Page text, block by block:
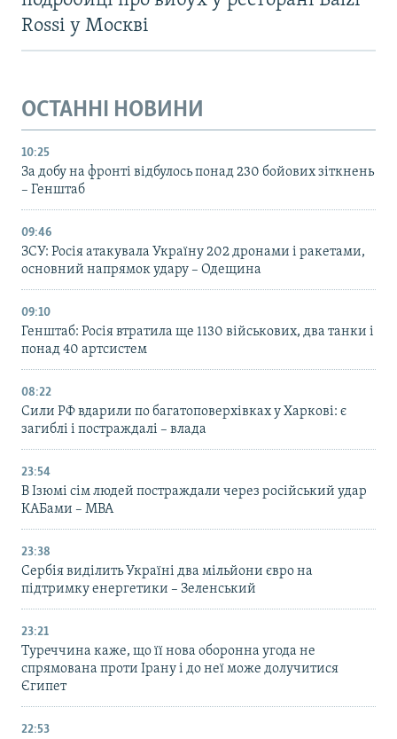
Rossi у Москві
ОСТАННІ НОВИНИ
10:25
За добу на фронті відбулось понад 230 бойових зіткнень
– Генштаб
09:46
ЗСУ: Росія атакувала Україну 202 дронами і ракетами,
основний напрямок удару – Одещина
09:10
Генштаб: Росія втратила ще 1130 військових, два танки і
понад 40 артсистем
08:22
Сили РФ вдарили по багатоповерхівках у Харкові: є
загиблі і постраждалі – влада
23:54
В Ізюмі сім людей постраждали через російський удар
КАБами – МВА
23:38
Сербія виділить Україні два мільйони євро на
підтримку енергетики – Зеленський
23:21
Туреччина каже, що її нова оборонна угода не
спрямована проти Ірану і до неї може долучитися
Єгипет
22:53